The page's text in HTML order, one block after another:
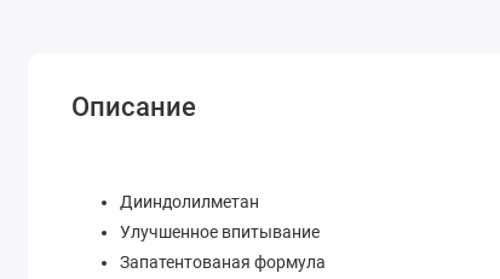
Описание
Дииндолилметан
Улучшенное впитывание
Запатентованая формула